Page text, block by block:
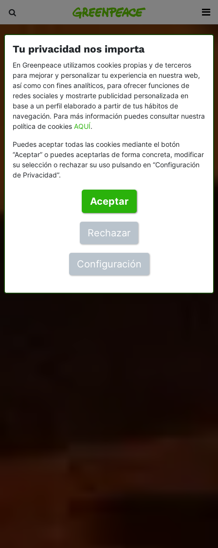
Tu privacidad nos importa
En Greenpeace utilizamos cookies propias y de terceros
para mejorar y personalizar tu experiencia en nuestra web,
así como con fines analíticos, para ofrecer funciones de
redes sociales y mostrarte publicidad personalizada en
base a un perfil elaborado a partir de tus hábitos de
navegación. Para más información puedes consultar nuestra
política de cookies AQUÍ.
Puedes aceptar todas las cookies mediante el botón
“Aceptar” o puedes aceptarlas de forma concreta, modificar
su selección o rechazar su uso pulsando en “Configuración
de Privacidad”.
Aceptar
Rechazar
Configuración